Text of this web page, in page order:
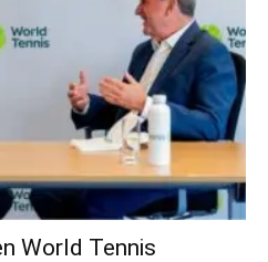
World Tennis